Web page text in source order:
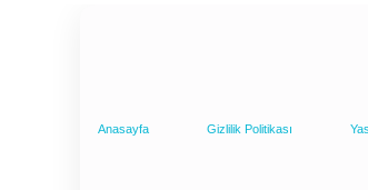
Anasayfa Gizlilik Politikası